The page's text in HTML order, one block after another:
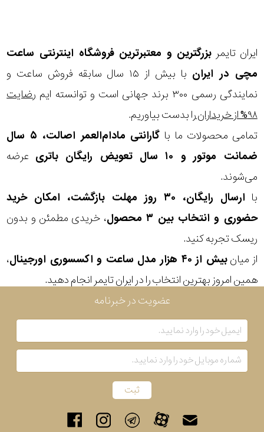
ایران تایمر بزرگترین و معتبرترین فروشگاه اینترنتی ساعت
مچی در ایران
با بیش از ۱۵ سال سابقه فروش ساعت و
نمایندگی رسمی ۳۰۰ برند جهانی است و توانسته ایم
رضایت
۹۸% از خریداران
را بدست بیاوریم.
تمامی محصولات ما با
گارانتی مادام‌العمر اصالت، ۵ سال
ضمانت موتور و ۱۰ سال تعویض رایگان باتری
عرضه
می‌شوند.
با
ارسال رایگان، ۳۰ روز مهلت بازگشت، امکان خرید
حضوری و انتخاب بین ۳ محصول
، خریدی مطمئن و بدون
ریسک تجربه کنید.
از میانبیش از ۴۰ هزار مدل ساعت و اکسسوری اورجینال
،
همین امروز بهترین انتخاب را در ایران تایمر انجام دهید.
در
برابر
آب
شکل
قاب
ویژگی
نوع
موتور
رنگ
بکار
رفته
عضویت در خبرنامه